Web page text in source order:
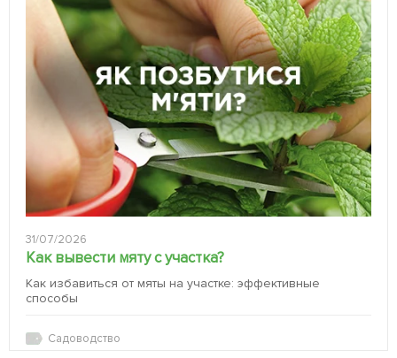
31/07/2026
Как вывести мяту с участка?
Как избавиться от мяты на участке: эффективные
способы
Садоводство